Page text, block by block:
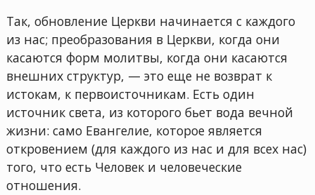
Так, обновление Церкви начинается с каждого
из нас; преобразования в Церкви, когда они
касаются форм молитвы, когда они касаются
внешних структур, — это еще не возврат к
истокам, к первоисточникам. Есть один
источник света, из которого бьет вода вечной
жизни: само Евангелие, которое является
откровением (для каждого из нас и для всех нас)
того, что есть Человек и человеческие
отношения.